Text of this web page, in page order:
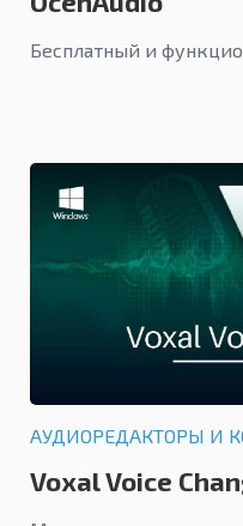
Бесплатный и
АУДИОРЕДАКТОРЫ И
Voxal Voice